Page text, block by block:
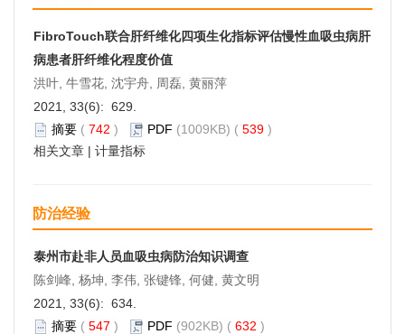
FibroTouch联合肝纤维化四项生化指标评估慢性血吸虫病肝
病患者肝纤维化程度价值
洪叶, 牛雪花, 沈宇舟, 周磊, 黄丽萍
2021, 33(6): 629.
摘要 ( 742 ) PDF (1009KB) ( 539 )
相关文章 | 计量指标
防治经验
泰州市赴非人员血吸虫病防治知识调查
陈剑峰, 杨坤, 李伟, 张键锋, 何健, 黄文明
2021, 33(6): 634.
摘要 ( 547 ) PDF (902KB) ( 632 )